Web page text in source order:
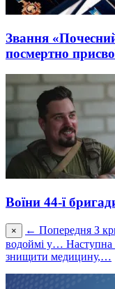
Звання
посмертно
Воїни 44-ї
× ← Попередня З
водоймі у…
знищити медицину,…